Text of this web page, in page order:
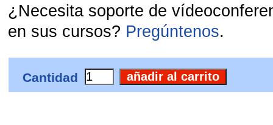
¿Necesita soporte de
en sus cursos? Pregúntenos.
Cantidad